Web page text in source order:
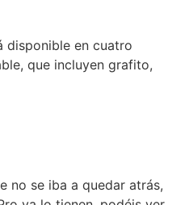
disponible en cuatro
que incluyen grafito,
no se iba a quedar atrás,